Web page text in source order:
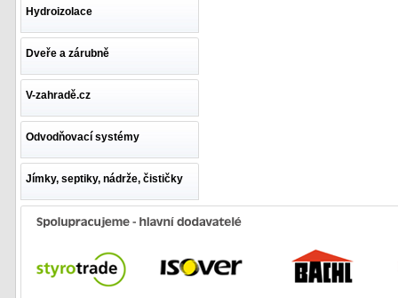
Hydroizolace
Dveře a zárubně
V-zahradě.cz
Odvodňovací systémy
Jímky, septiky, nádrže, čističky